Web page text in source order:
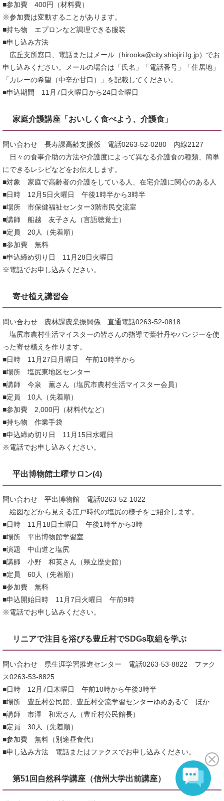
■参加費 400円（材料費）
※参加費は変動することがあります。
■持ち物 エプロンなど調理できる服装
■申し込み方法
広丘支所窓口、電話またはメール（hirooka@city.shiojiri.lg.jp）でお
申し込みください。メールの場合は「氏名」「電話番号」「住居地」
「カレーの希望（中辛か甘口）」を記載してください。
■申込期間 11月7日火曜日から24日金曜日
家庭介護講座「おいしく食べよう、介護食」
問い合わせ 長寿課高齢支援係 電話0263-52-0280 内線2127
日々の食事介助の方法や介護度によって異なる介護食の種類、簡単
にできるレシピなどをお伝えします。
■対象 家庭で高齢者の介護をしている人、在宅介護に関心のある人
■日時 12月5日火曜日 午後1時半から3時半
■場所 市保健福祉センター3階市民交流室
■講師 船越 友子さん（言語聴覚士）
■定員 20人（先着順）
■参加費 無料
■申込締め切り日 11月28日火曜日
※電話でお申し込みください。
寄せ植え講習会
問い合わせ 農林課農業振興係 直通電話0263-52-0818
塩尻市農村生活マイスターの皆さんの指導で葉牡丹やパンジーを使
った寄せ植えを作ります。
■日時 11月27日月曜日 午前10時半から
■場所 塩尻東地区センター
■講師 今泉 薫さん（塩尻市農村生活マイスター会員）
■定員 10人（先着順）
■参加費 2,000円（材料代など）
■持ち物 作業手袋
■申込締め切り日 11月15日水曜日
※電話でお申し込みください。
平出博物館土曜サロン(4)
問い合わせ 平出博物館 電話0263-52-1022
絵図などから見える江戸時代の塩尻の様子をご紹介します。
■日時 11月18日土曜日 午後1時半から3時
■場所 平出博物館学習室
■演題 中山道と塩尻
■講師 小野 和英さん（県立歴史館）
■定員 60人（先着順）
■参加費 無料
■申込開始日時 11月7日火曜日 午前9時
※電話でお申し込みください。
リニアで注目を浴びる豊丘村でSDGs取組を学ぶ
問い合わせ 県生涯学習推進センター 電話0263-53-8822 ファク
ス0263-53-8825
■日時 12月7日木曜日 午前10時から午後3時半
■場所 豊丘村公民館、豊丘村交流学習センターゆめあるて ほか
■講師 市澤 和宏さん（豊丘村公民館長）
■定員 30人（先着順）
■参加費 無料（別途昼食代）
■申し込み方法 電話またはファクスでお申し込みください。
第51回自然科学講座（信州大学出前講座）